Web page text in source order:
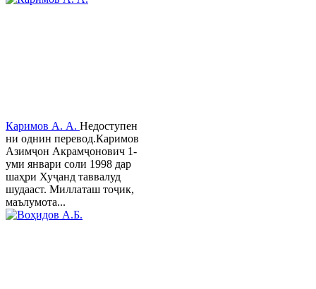
Каримов А. А. Недоступен
ни однин перевод.Каримов
Азимҷон Акрамҷонович 1-
уми январи соли 1998 дар
шаҳри Хуҷанд таввалуд
шудааст. Миллаташ тоҷик,
маълумота...